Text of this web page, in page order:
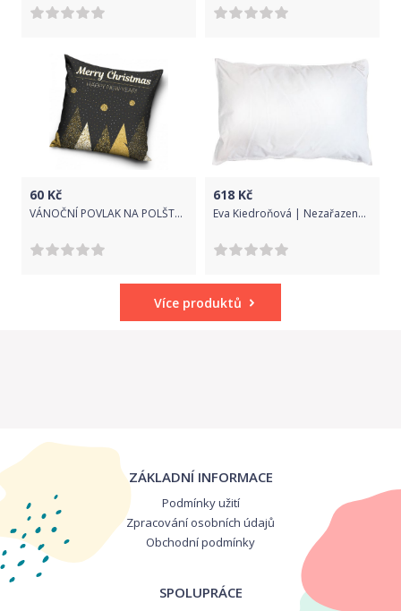
60 Kč
VÁNOČNÍ POVLAK NA POLŠTÁŘEK ZLATÝ SEN
618 Kč
Eva Kiedroňová | Nezařazeno | Dětský péřový polštář - 60x40cm | Bílá |
Více produktů
ZÁKLADNÍ INFORMACE
Podmínky užití
Zpracování osobních údajů
Obchodní podmínky
SPOLUPRÁCE